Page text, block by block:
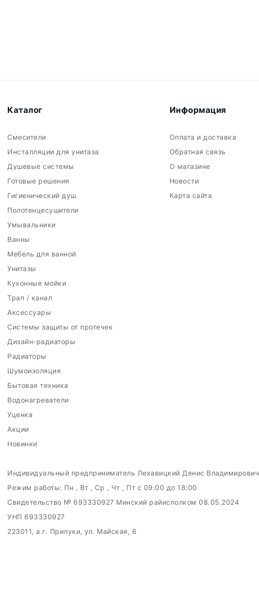
Каталог
Смесители
Инсталляции для унитаза
Душевые системы
Готовые решения
Гигиенический душ
Полотенцесушители
Умывальники
Ванны
Мебель для ванной
Унитазы
Кухонные мойки
Трап / канал
Аксессуары
Системы защиты от протечек
Дизайн-радиаторы
Радиаторы
Шумоизоляция
Бытовая техника
Водонагреватели
Уценка
Акции
Новинки
Информация
Оплата и доставка
Обратная связь
О магазине
Новости
Карта сайта
Индивидуальный предприниматель Лехавицкий Денис Владимирович
Режим работы: Пн , Вт , Ср , Чт , Пт c 09:00 до 18:00
Свидетельство № 693330927 Минский райисполком 08.05.2024
УНП 693330927
223011, а.г. Прилуки, ул. Майская, 6